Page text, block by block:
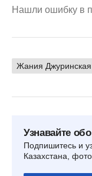
Нашли ошибку в
Жания Джуринская
Узнавайте
Подпишитесь и
Казахстана,